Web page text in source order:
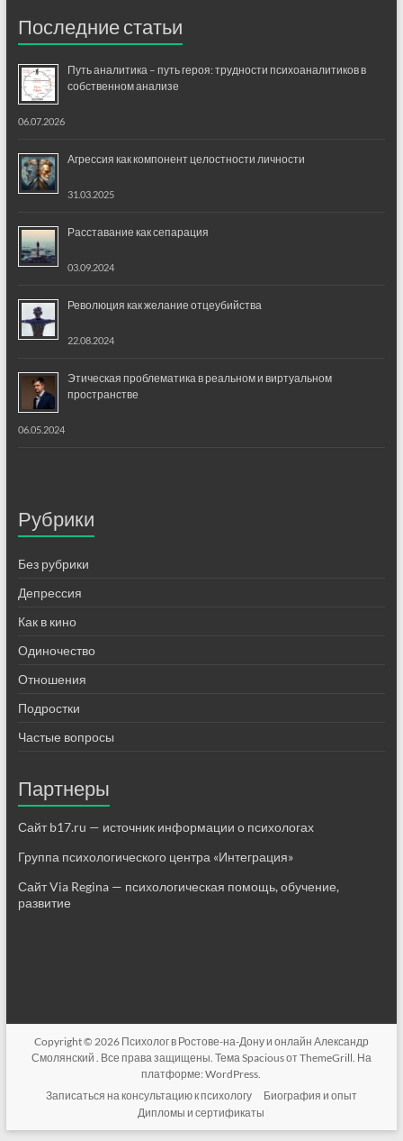
Последние статьи
Путь аналитика – путь героя: трудности психоаналитиков в
собственном анализе
06.07.2026
Агрессия как компонент целостности личности
31.03.2025
Расставание как сепарация
03.09.2024
Революция как желание отцеубийства
22.08.2024
Этическая проблематика в реальном и виртуальном
пространстве
06.05.2024
Рубрики
Без рубрики
Депрессия
Как в кино
Одиночество
Отношения
Подростки
Частые вопросы
Партнеры
Сайт b17.ru — источник информации о психологах
Группа психологического центра «Интеграция»
Сайт Via Regina — психологическая помощь, обучение,
развитие
Copyright © 2026 Психолог в Ростове-на-Дону и онлайн Александр
Смолянский . Все права защищены. ТемаSpaciousот ThemeGrill. На
платформе:WordPress.
Записаться на консультацию к психологу
Биография и опыт
Дипломы и сертификаты